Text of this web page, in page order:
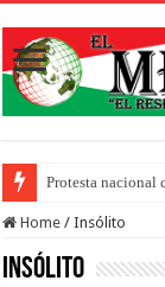
Protesta nacional
Home / Insólito
Insólito